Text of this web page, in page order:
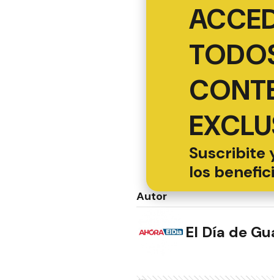
Suscribite
los
Autor
El Día de